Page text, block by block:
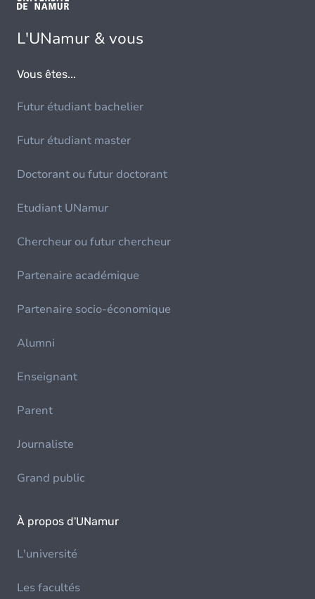
L'UNamur & vous
Vous êtes...
Futur étudiant bachelier
Futur étudiant master
Doctorant ou futur doctorant
Etudiant UNamur
Chercheur ou futur chercheur
Partenaire académique
Partenaire socio-économique
Alumni
Enseignant
Parent
Journaliste
Grand public
À propos d'UNamur
L'université
Les facultés